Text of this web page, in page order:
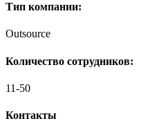
Тип компании:
Outsource
Количество сотрудников:
11-50
Контакты